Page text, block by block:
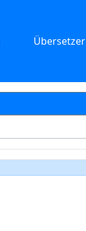
Übersetzer